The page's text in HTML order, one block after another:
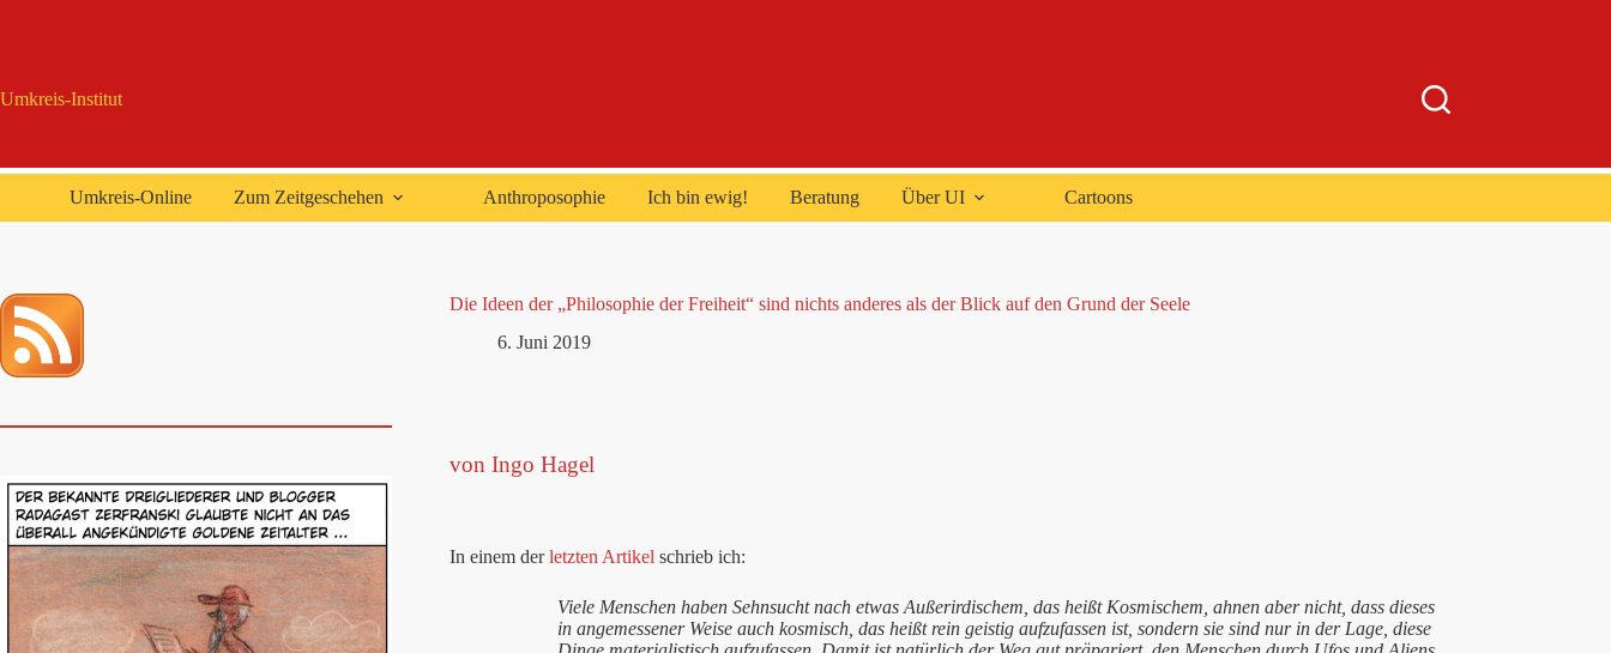
Umkreis-Institut
Umkreis-Online Zum Zeitgeschehen Anthroposophie Ich bin ewig! Beratung Über UI Cartoons
Die Ideen der „Philosophie der Freiheit“ sind nichts anderes als der Blick auf den Grund der Seele
6. Juni 2019
von Ingo Hagel
In einem derletzten Artikel schrieb ich:
Viele Menschen haben Sehnsucht nach etwas Außerirdischem, das heißt Kosmischem, ahnen aber nicht, dass dieses
in angemessener Weise auch kosmisch, das heißt rein geistig aufzufassen ist, sondern sie sind nur in der Lage, diese